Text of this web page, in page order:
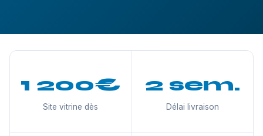
1 200€
Site vitrine dès
2 sem.
Délai livraison